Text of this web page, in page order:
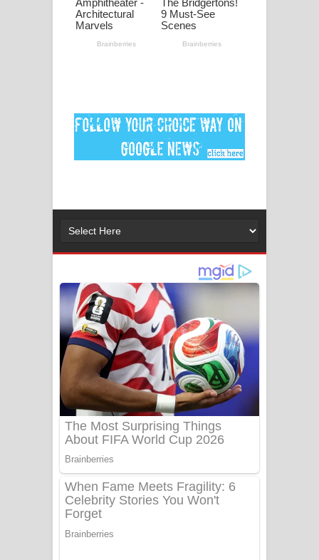
Ankeliya Song Lyrics - අංකෙළිය ගීතයේ
පද පෙළ
MANAMALA KATHA Song Lyrics -
මනමාල කතා ගීතයේ පද පෙළ
Gemak Deela Song Lyrics - ගේමක් දීලා
ගීතයේ පද පෙළ
Niwuna Numba Hinda Song Lyrics -
නිවුනා නුඹ හින්දා ගීතයේ පද පෙළ
Numba Dun Aadare Song Lyrics - නුඹ
දුන් ආදරේ ගීතයේ පද පෙළ
Liyamuda Dan Anagathe Song Lyrics